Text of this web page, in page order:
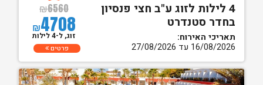
4 לילות לזוג ע"ב חצי פנסיון
בחדר סטנדרט
תאריכי האירוח:
16/08/2026 עד 27/08/2026
₪6560
₪4708
זוג, ל-4 לילות
פרטים